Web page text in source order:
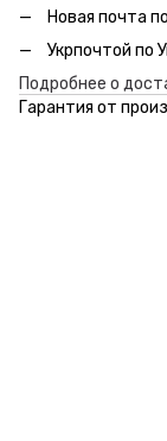
Новая почта
Укрпочтой по
Подробнее о
Гарантия от